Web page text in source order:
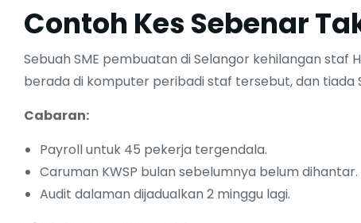
Contoh Kes Sebenar
Sebuah SME pembuatan di Selangor kehilangan staf
berada di komputer peribadi staf tersebut, dan tiada
Cabaran:
Payroll untuk 45 pekerja tergendala.
Caruman KWSP bulan sebelumnya belum dihantar.
Audit dalaman dijadualkan 2 minggu lagi.
guide on modern digital
and product strategy.
Full online guide on
management